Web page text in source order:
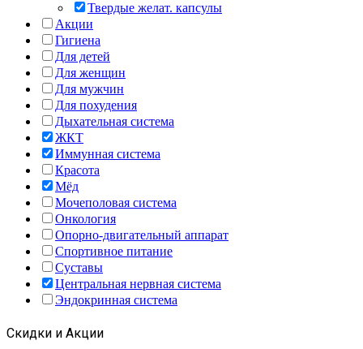
Твердые желат. капсулы
Акции
Гигиена
Для детей
Для женщин
Для мужчин
Для похудения
Дыхательная система
ЖКТ
Иммунная система
Красота
Мёд
Мочеполовая система
Онкология
Опорно-двигательный аппарат
Спортивное питание
Суставы
Центральная нервная система
Эндокринная система
Скидки и Акции